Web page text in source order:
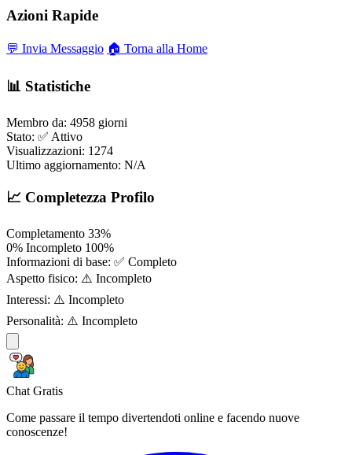
Azioni Rapide
💬 Invia Messaggio 🏠 Torna alla Home
📊 Statistiche
Membro da: 4958 giorni
Stato: ✅ Attivo
Visualizzazioni: 1274
Ultimo aggiornamento: N/A
📈 Completezza Profilo
Completamento 33%
0% Incompleto 100%
Informazioni di base: ✅ Completo
Aspetto fisico: ⚠️ Incompleto
Interessi: ⚠️ Incompleto
Personalità: ⚠️ Incompleto
Chat Gratis
Come passare il tempo divertendoti online e facendo nuove
conoscenze!